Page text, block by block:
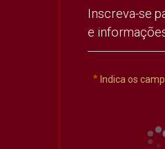
Inscreva-se
e
Indica os